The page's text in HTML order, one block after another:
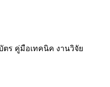
ร คู่มือเทคนิค งานวิจัย